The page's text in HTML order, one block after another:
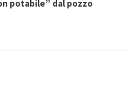
potabile” dal pozzo